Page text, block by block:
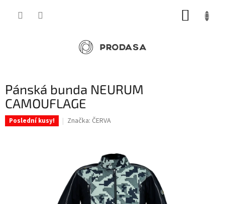
Pánská bunda NEURUM
CAMOUFLAGE
Poslední kusy! Značka: ČERVA